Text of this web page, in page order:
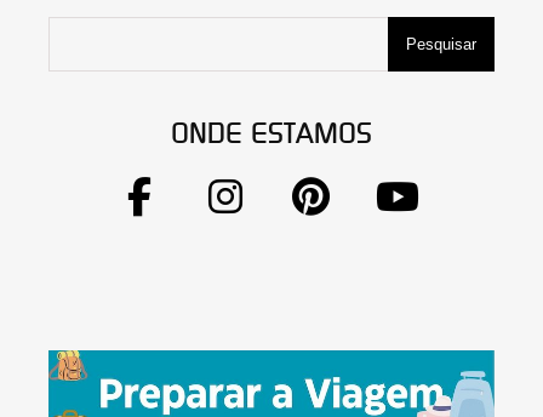
Pesquisar
ONDE ESTAMOS